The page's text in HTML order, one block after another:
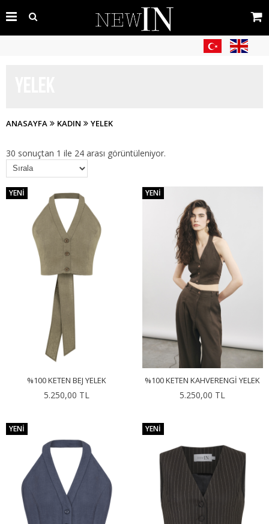
ANASAYFA KADIN YELEK
30 sonuçtan 1 ile 24 arası görüntüleniyor.
%100 KETEN BEJ YELEK
5.250,00 TL
YENI
%100 KETEN KAHVERENGI YELEK
5.250,00 TL
YENI
YENI YENI